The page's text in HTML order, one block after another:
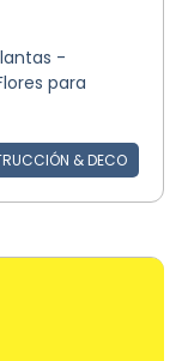
-
para
& DECO